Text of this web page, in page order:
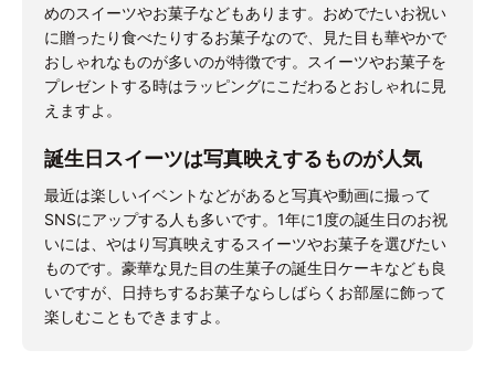
めのスイーツやお菓子などもあります。おめでたいお祝い
に贈ったり食べたりするお菓子なので、見た目も華やかで
おしゃれなものが多いのが特徴です。スイーツやお菓子を
プレゼントする時はラッピングにこだわるとおしゃれに見
えますよ。
誕生日スイーツは写真映えするものが人気
最近は楽しいイベントなどがあると写真や動画に撮って
SNSにアップする人も多いです。1年に1度の誕生日のお祝
いには、やはり写真映えするスイーツやお菓子を選びたい
ものです。豪華な見た目の生菓子の誕生日ケーキなども良
いですが、日持ちするお菓子ならしばらくお部屋に飾って
楽しむこともできますよ。